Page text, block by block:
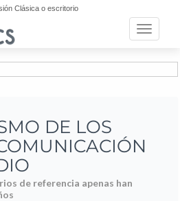
Clásica o escritorio
Toggle
DE LOS
de referencia apenas han